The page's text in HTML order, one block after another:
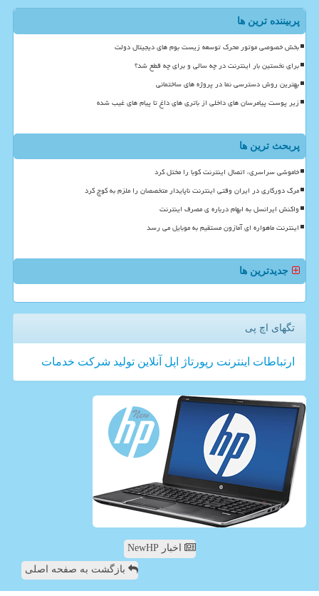
پربیننده ترین ها
بخش خصوصی موتور محرک توسعه زیست بوم های دیجیتال دولت
برای نخستین بار اینترنت در چه سالی و برای چه قطع شد؟
بهترین روش دسترسی نما در پروژه های ساختمانی
زیر پوست پیامرسان های داخلی از باتری های داغ تا پیام های غیب شده
پربحث ترین ها
خاموشی سراسری، اتصال اینترنت کوبا را مختل کرد
مرگ دورکاری در ایران وقتی اینترنت ناپایدار متخصصان را ملزم به کوچ کرد
واکنش ایرانسل به ابهام درباره ی مصرف اینترنت
اینترنت ماهواره ای آمازون مستقیم به موبایل می رسد
جدیدترین ها
تگهای اچ پی
ارتباطات اینترنت رپورتاژ اپل آنلاین تولید شركت خدمات
اخبار NewHP
بازگشت به صفحه اصلی